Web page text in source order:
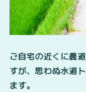
ご自宅の近くに農
すが、思わぬ水道
ます。